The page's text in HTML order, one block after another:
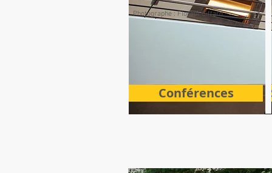
Conférences
Photographe : Florent Giffard